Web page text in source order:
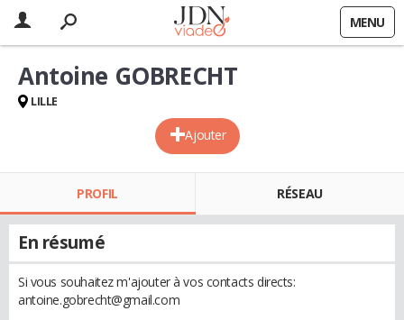
MENU
Ajouter
Antoine GOBRECHT
LILLE
PROFIL RÉSEAU
En résumé
Si vous souhaitez m'ajouter à vos contacts directs:
antoine.gobrecht@gmail.com